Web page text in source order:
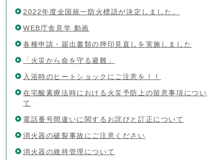
2022年度全国統一防火標語が決定しました。
WEB庁舎見学 動画
各種申請・届出書類の押印見直しを実施しました
「火災から命を守る避難」
入浴時のヒートショックにご注意を！！
在宅酸素療法時における火災予防上の留意事項につい
て
電話番号間違いに関するお詫びと訂正について
消火器の破裂事故にご注意ください
消火器の維持管理について